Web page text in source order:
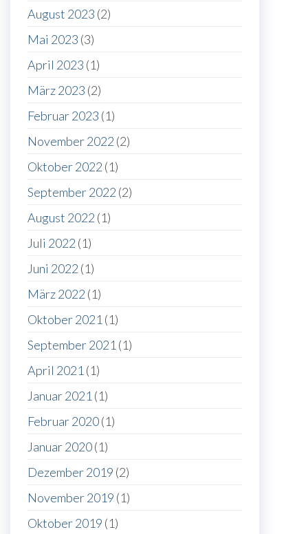
August 2023 (2)
Mai 2023 (3)
April 2023 (1)
März 2023 (2)
Februar 2023 (1)
November 2022 (2)
Oktober 2022 (1)
September 2022 (2)
August 2022 (1)
Juli 2022 (1)
Juni 2022 (1)
März 2022 (1)
Oktober 2021 (1)
September 2021 (1)
April 2021 (1)
Januar 2021 (1)
Februar 2020(1)
Januar 2020(1)
Dezember 2019 (2)
November 2019 (1)
Oktober 2019 (1)